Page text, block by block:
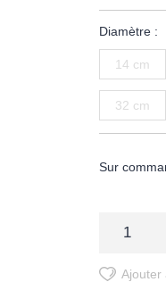
Diamètre :
14 cm
32 cm
Sur
Ajouter